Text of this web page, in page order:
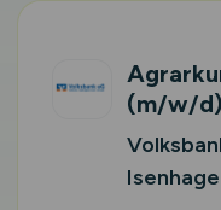
(m/w/d)